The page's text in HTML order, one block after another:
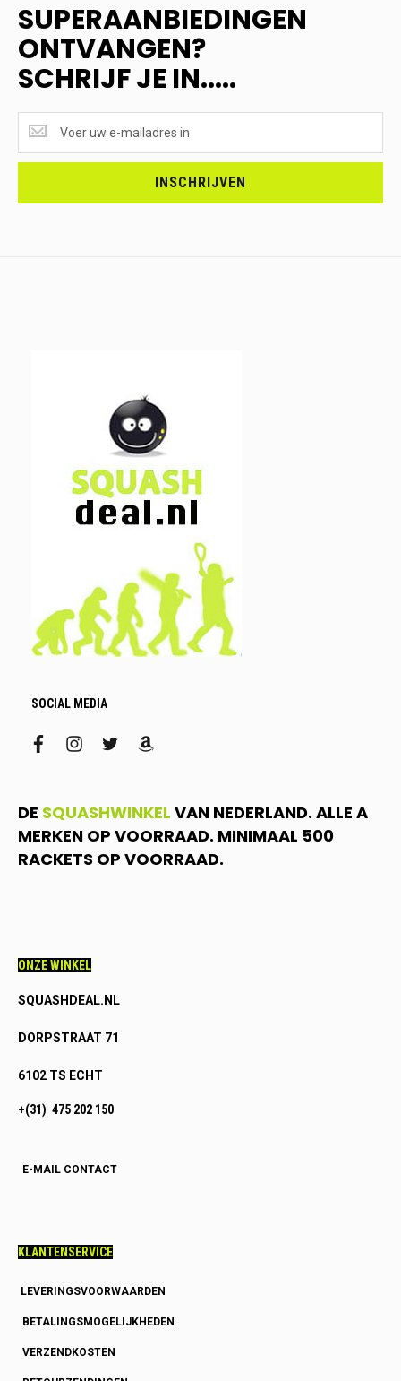
SUPERAANBIEDINGEN
ONTVANGEN?
SCHRIJF JE IN.....
ONTVANGEN?
<br>SCHRIJF
INSCHRIJVEN
SOCIAL MEDIA
facebookinstagram
twitteramazon
DE SQUASHWINKEL VAN NEDERLAND. ALLE A
MERKEN OP VOORRAAD. MINIMAAL 500
RACKETS OP VOORRAAD.
ONZE WINKEL
SQUASHDEAL.NL
DORPSTRAAT 71
6102 TS ECHT
+(31) 475 202 150
E-MAIL CONTACT
KLANTENSERVICE
LEVERINGSVOORWAARDEN
BETALINGSMOGELIJKHEDEN
VERZENDKOSTEN